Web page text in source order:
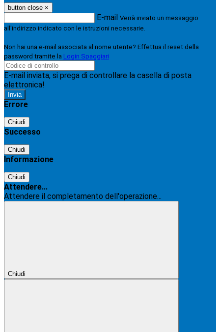
button close ×
E-mail Verrà inviato un messaggio
all'indirizzo indicato con le istruzioni necessarie.
Non hai una e-mail associata al nome utente? Effettua il reset della
password tramite la Login Spaggiari
E-mail inviata, si prega di controllare la casella di posta
elettronica!
Errore
Chiudi
Successo
Chiudi
Informazione
Chiudi
Attendere...
Attendere il completamento dell'operazione...
Chiudi